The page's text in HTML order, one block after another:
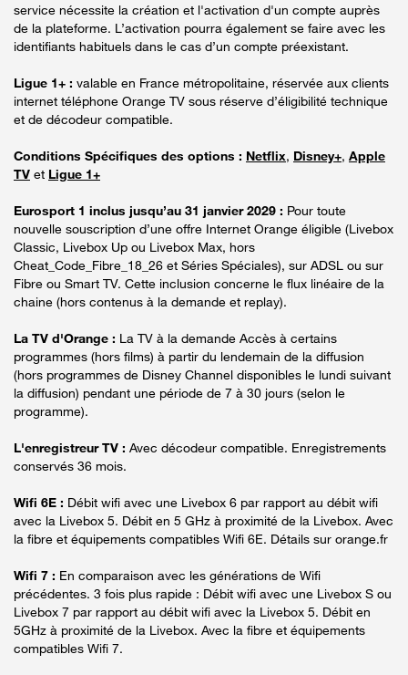
service nécessite la création et l'activation d'un compte auprès
de la plateforme. L’activation pourra également se faire avec les
identifiants habituels dans le cas d’un compte préexistant.
Ligue 1+ : valable en France métropolitaine, réservée aux clients
internet téléphone Orange TV sous réserve d’éligibilité technique
et de décodeur compatible.
Conditions Spécifiques des options : Netflix, Disney+, Apple
TV et Ligue 1+
Eurosport 1 inclus jusqu’au 31 janvier 2029 : Pour toute
nouvelle souscription d’une offre Internet Orange éligible (Livebox
Classic, Livebox Up ou Livebox Max, hors
Cheat_Code_Fibre_18_26 et Séries Spéciales), sur ADSL ou sur
Fibre ou Smart TV. Cette inclusion concerne le flux linéaire de la
chaine (hors contenus à la demande et replay).
La TV d'Orange : La TV à la demande Accès à certains
programmes (hors films) à partir du lendemain de la diffusion
(hors programmes de Disney Channel disponibles le lundi suivant
la diffusion) pendant une période de 7 à 30 jours (selon le
programme).
L'enregistreur TV : Avec décodeur compatible. Enregistrements
conservés 36 mois.
Wifi 6E : Débit wifi avec une Livebox 6 par rapport au débit wifi
avec la Livebox 5. Débit en 5 GHz à proximité de la Livebox. Avec
la fibre et équipements compatibles Wifi 6E. Détails sur orange.fr
Wifi 7 : En comparaison avec les générations de Wifi
précédentes. 3 fois plus rapide : Débit wifi avec une Livebox S ou
Livebox 7 par rapport au débit wifi avec la Livebox 5. Débit en
5GHz à proximité de la Livebox. Avec la fibre et équipements
compatibles Wifi 7.